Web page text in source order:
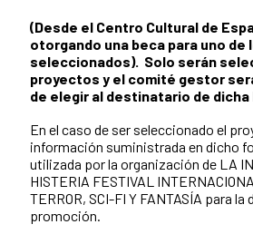
(Desde el Centro Cultural de
otorgando una beca para uno
seleccionados). Solo serán
proyectos y el comité gestor
de elegir al destinatario de dicha
En el caso de ser seleccionado el
información suministrada en dicho
utilizada por la organización de LA
HISTERIA FESTIVAL
TERROR, SCI-FI Y FANTASÍA para la
promoción.